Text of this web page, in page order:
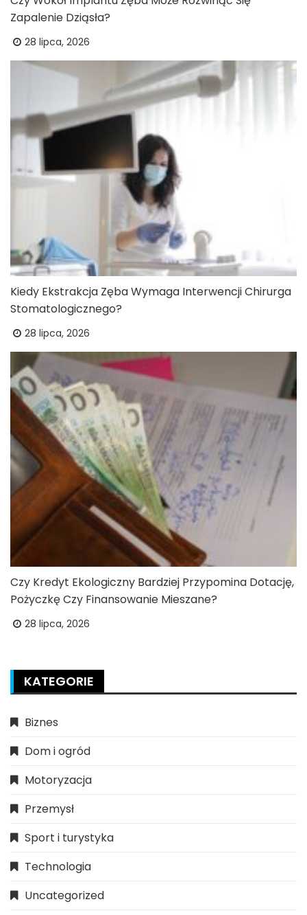
Zapalenie Dziąsła?
28 lipca, 2026
Kiedy Ekstrakcja Zęba Wymaga Interwencji Chirurga
Stomatologicznego?
28 lipca, 2026
Czy Kredyt Ekologiczny Bardziej Przypomina Dotację,
Pożyczkę Czy Finansowanie Mieszane?
28 lipca, 2026
KATEGORIE
Biznes
Dom i ogród
Motoryzacja
Przemysł
Sport i turystyka
Technologia
Uncategorized